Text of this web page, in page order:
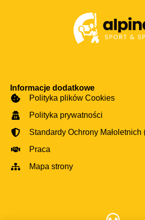
Informacje dodatkowe
Polityka plików Cookies
Polityka prywatności
Standardy Ochrony Małoletnich
Praca
Mapa strony